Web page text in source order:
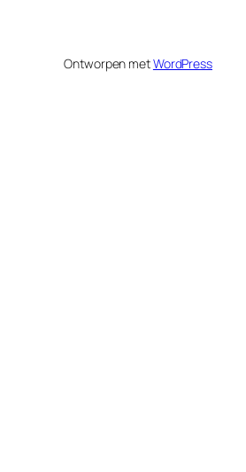
Ontworpen metWordPress